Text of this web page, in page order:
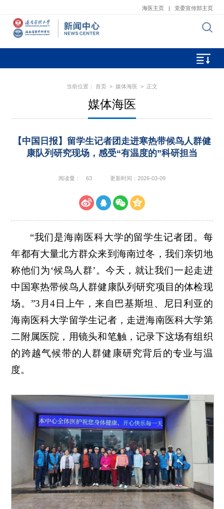
海医主页 | 党委宣传部主页
当前位置： 首页 > 媒体海医 > 正文
媒体海医
【中国日报】留学生记者团走进寒热带候鸟人群健
康队列研究现场，感受“有温度的”科研担当
阅读量： 63 更新时间：2026-03-09
“我们是海南医科大学的留学生记者团。每
年都有大量北方群众来到海南过冬，我们亲切地
称他们为‘候鸟人群’。今天，就让我们一起走进
中国寒热带候鸟人群健康队列研究项目的体检现
场。”3月4日上午，来自巴基斯坦、尼日利亚的
海南医科大学留学生记者，走进海南医科大学第
二附属医院，用镜头和笔触，记录下这场有组织
的跨越气候带的人群健康研究背后的专业与温
度。